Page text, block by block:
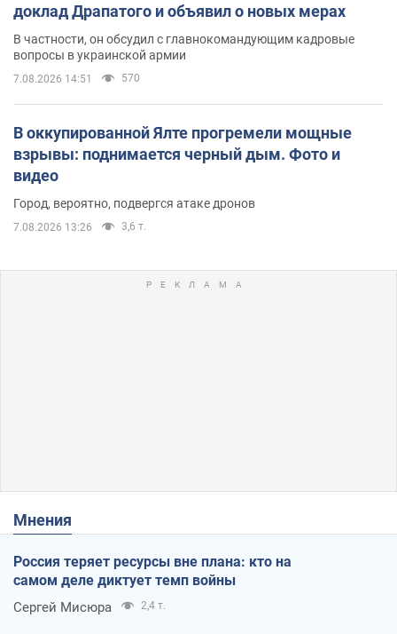
доклад Драпатого и объявил о новых мерах
В частности, он обсудил с главнокомандующим кадровые
вопросы в украинской армии
7.08.2026 14:51 570
В оккупированной Ялте прогремели мощные
взрывы: поднимается черный дым. Фото и
видео
Город, вероятно, подвергся атаке дронов
7.08.2026 13:26 3,6 т.
Мнения
Россия теряет ресурсы вне плана: кто на
самом деле диктует темп войны
Сергей Мисюра 2,4 т.